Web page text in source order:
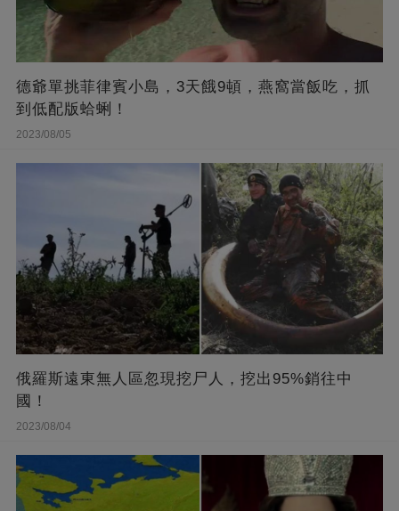
德爺單挑菲律賓小島，3天餓9頓，燕窩當飯吃，抓
到低配版蛤蜊！
2023/08/05
俄羅斯遠東無人區忽現挖尸人，挖出95%銷往中
國！
2023/08/04